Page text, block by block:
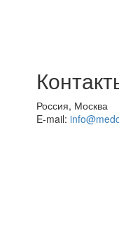
Россия, Москва
E-mail: